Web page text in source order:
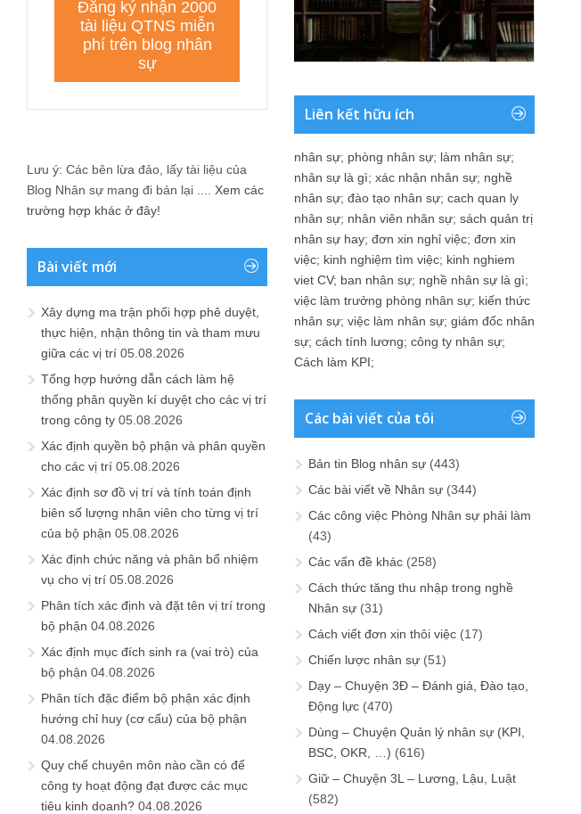
Lưu ý: Các bên lừa đảo, lấy tài liệu của
Blog Nhân sự mang đi bán lại .... Xem các
trường hợp khác ở đây!
Bài viết mới
Xây dựng ma trận phối hợp phê duyệt,
thực hiện, nhận thông tin và tham mưu
giữa các vị trí 05.08.2026
Tổng hợp hướng dẫn cách làm hệ
thống phân quyền kí duyệt cho các vị trí
trong công ty 05.08.2026
Xác định quyền bộ phận và phân quyền
cho các vị trí 05.08.2026
Xác định sơ đồ vị trí và tính toán định
biên số lượng nhân viên cho từng vị trí
của bộ phận 05.08.2026
Xác định chức năng và phân bổ nhiệm
vụ cho vị trí 05.08.2026
Phân tích xác định và đặt tên vị trí trong
bộ phận 04.08.2026
Xác định mục đích sinh ra (vai trò) của
bộ phận 04.08.2026
Phân tích đặc điểm bộ phận xác định
hướng chỉ huy (cơ cấu) của bộ phận
04.08.2026
Quy chế chuyên môn nào cần có để
công ty hoạt động đạt được các mục
tiêu kinh doanh? 04.08.2026
Liên kết hữu ích
nhân sự; phòng nhân sự; làm nhân sự;
nhân sự là gì; xác nhận nhân sự; nghề
nhân sự; đào tạo nhân sự; cach quan ly
nhân sự; nhân viên nhân sự; sách quản trị
nhân sự hay; đơn xin nghỉ việc; đơn xin
việc; kinh nghiệm tìm việc; kinh nghiem
viet CV; ban nhân sự; nghề nhân sự là gì;
việc làm trưởng phòng nhân sự; kiến thức
nhân sự; việc làm nhân sự; giám đốc nhân
sự; cách tính lương; công ty nhân sự;
Cách làm KPI;
Các bài viết của tôi
Bản tin Blog nhân sự (443)
Các bài viết về Nhân sự (344)
Các công việc Phòng Nhân sự phải làm
(43)
Các vấn đề khác (258)
Cách thức tăng thu nhập trong nghề
Nhân sự (31)
Cách viết đơn xin thôi việc (17)
Chiến lược nhân sự (51)
Dạy – Chuyện 3Đ – Đánh giá, Đào tạo,
Động lực (470)
Dùng – Chuyện Quản lý nhân sự (KPI,
BSC, OKR, …) (616)
Giữ – Chuyện 3L – Lương, Lậu, Luật
(582)